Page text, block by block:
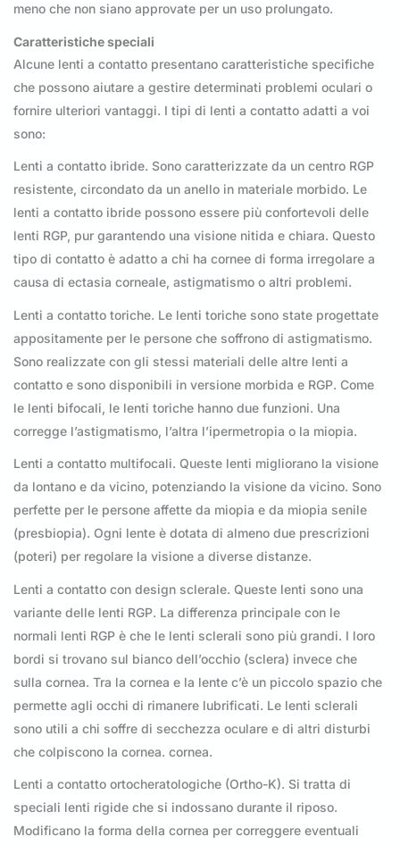
meno che non siano approvate per un uso prolungato.
Caratteristiche speciali
Alcune lenti a contatto presentano caratteristiche specifiche
che possono aiutare a gestire determinati problemi oculari o
fornire ulteriori vantaggi. I tipi di lenti a contatto adatti a voi
sono:
Lenti a contatto ibride. Sono caratterizzate da un centro RGP
resistente, circondato da un anello in materiale morbido. Le
lenti a contatto ibride possono essere più confortevoli delle
lenti RGP, pur garantendo una visione nitida e chiara. Questo
tipo di contatto è adatto a chi ha cornee di forma irregolare a
causa di ectasia corneale, astigmatismo o altri problemi.
Lenti a contatto toriche. Le lenti toriche sono state progettate
appositamente per le persone che soffrono di astigmatismo.
Sono realizzate con gli stessi materiali delle altre lenti a
contatto e sono disponibili in versione morbida e RGP. Come
le lenti bifocali, le lenti toriche hanno due funzioni. Una
corregge l’astigmatismo, l’altra l’ipermetropia o la miopia.
Lenti a contatto multifocali. Queste lenti migliorano la visione
da lontano e da vicino, potenziando la visione da vicino. Sono
perfette per le persone affette da miopia e da miopia senile
(presbiopia). Ogni lente è dotata di almeno due prescrizioni
(poteri) per regolare la visione a diverse distanze.
Lenti a contatto con design sclerale. Queste lenti sono una
variante delle lenti RGP. La differenza principale con le
normali lenti RGP è che le lenti sclerali sono più grandi. I loro
bordi si trovano sul bianco dell’occhio (sclera) invece che
sulla cornea. Tra la cornea e la lente c’è un piccolo spazio che
permette agli occhi di rimanere lubrificati. Le lenti sclerali
sono utili a chi soffre di secchezza oculare e di altri disturbi
che colpiscono la cornea. cornea.
Lenti a contatto ortocheratologiche (Ortho-K). Si tratta di
speciali lenti rigide che si indossano durante il riposo.
Modificano la forma della cornea per correggere eventuali